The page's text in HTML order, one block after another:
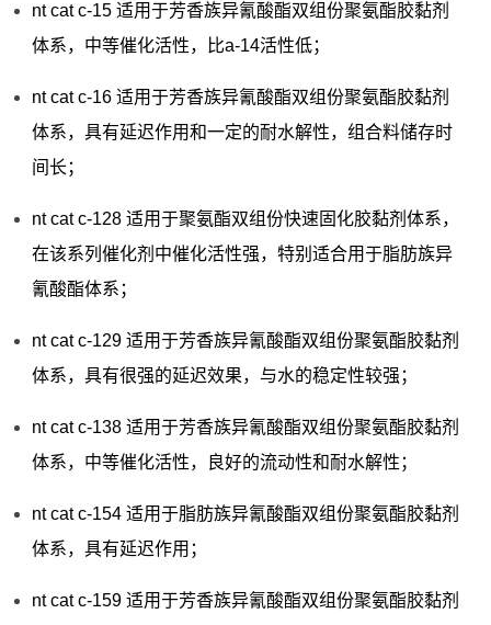
nt cat c-15 适用于芳香族异氰酸酯双组份聚氨酯胶黏剂
体系，中等催化活性，比a-14活性低；
nt cat c-16 适用于芳香族异氰酸酯双组份聚氨酯胶黏剂
体系，具有延迟作用和一定的耐水解性，组合料储存时
间长；
nt cat c-128 适用于聚氨酯双组份快速固化胶黏剂体系，
在该系列催化剂中催化活性强，特别适合用于脂肪族异
氰酸酯体系；
nt cat c-129 适用于芳香族异氰酸酯双组份聚氨酯胶黏剂
体系，具有很强的延迟效果，与水的稳定性较强；
nt cat c-138 适用于芳香族异氰酸酯双组份聚氨酯胶黏剂
体系，中等催化活性，良好的流动性和耐水解性；
nt cat c-154 适用于脂肪族异氰酸酯双组份聚氨酯胶黏剂
体系，具有延迟作用；
nt cat c-159 适用于芳香族异氰酸酯双组份聚氨酯胶黏剂